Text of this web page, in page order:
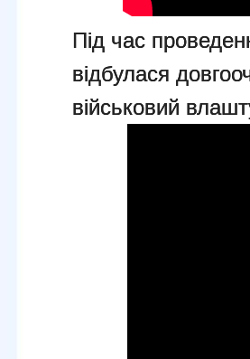
Під час
відбулася
військовий